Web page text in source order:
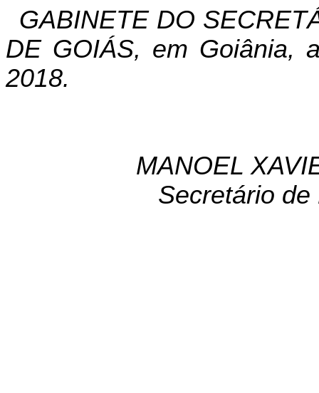
GABINETE DO
DE GOIÁS, em Goiânia,
2018.
MANOEL
Secretário